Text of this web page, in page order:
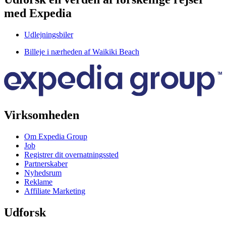
med Expedia
Udlejningsbiler
Billeje i nærheden af Waikiki Beach
Virksomheden
Om Expedia Group
Job
Registrer dit overnatningssted
Partnerskaber
Nyhedsrum
Reklame
Affiliate Marketing
Udforsk